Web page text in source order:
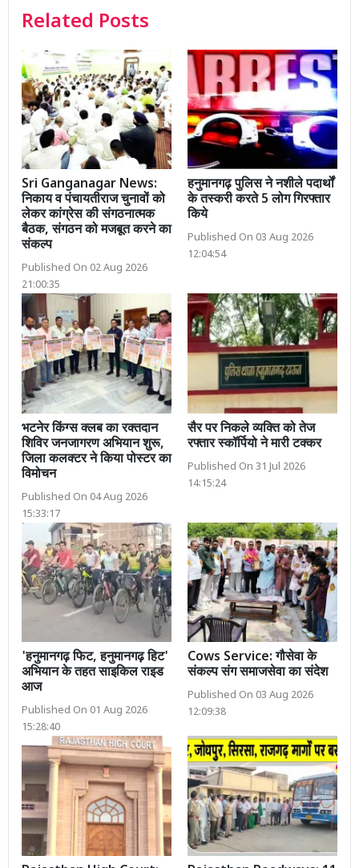
Related Posts
Sri Ganganagar News:
निकाय व पंचायतीराज चुनावों को
लेकर कांग्रेस की संगठनात्मक
बैठक, संगठन को मजबूत करने का
संकल्प
Published On 02 Aug 2026
21:00:35
हनुमानगढ़ पुलिस ने नशीले पदार्थों
के तस्करी करते 5 लोग गिरफ्तार
किये
Published On 03 Aug 2026
12:04:54
भटनेर किंग्स क्लब का रक्तदान
शिविर जनजागरण अभियान शुरू,
जिला कलक्टर ने किया पोस्टर का
विमोचन
Published On 04 Aug 2026
15:33:17
सैर पर निकले व्यक्ति को तेज
रफ्तार स्कॉर्पियो ने मारी टक्कर
Published On 31 Jul 2026
14:15:24
'हनुमानगढ़ फिट, हनुमानगढ़ हिट'
अभियान के तहत साइकिल राइड
आज
Published On 01 Aug 2026
15:28:40
Cows Service: गौसेवा के
संकल्प संग समाजसेवा का संदेश
Published On 03 Aug 2026
12:09:38